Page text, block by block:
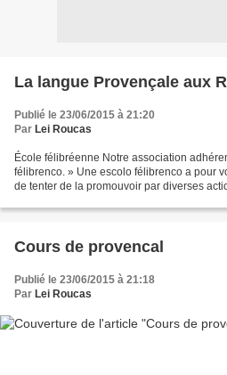
La langue Provençale aux
Publié le 23/06/2015 à 21:20
Par Lei Roucas
École félibréenne Notre association
félibrenco. » Une escolo félibrenco a pour
de tenter de la promouvoir par diverses
Cours de provencal
Publié le 23/06/2015 à 21:18
Par Lei Roucas